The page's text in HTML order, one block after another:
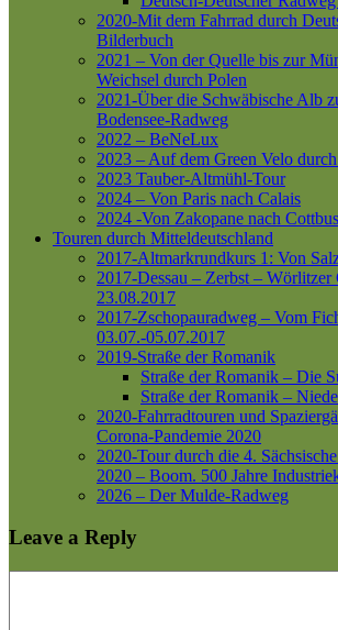
2020-Mit dem Fahrrad durch
Bilderbuch
2021 – Von der Quelle bis zur
Weichsel durch Polen
2021-Über die Schwäbische Alb
Bodensee-Radweg
2022 – BeNeLux
2023 – Auf dem Green Velo
2023 Tauber-Altmühl-Tour
2024 – Von Paris nach Calais
2024 -Von Zakopane nach Cottbus
Touren durch Mitteldeutschland
2017-Altmarkrundkurs 1: Von
2017-Dessau – Zerbst – Wörlitzer
23.08.2017
2017-Zschopauradweg – Vom
03.07.-05.07.2017
2019-Straße der Romanik
Straße der Romanik – Die
Straße der Romanik –
2020-Fahrradtouren und
Corona-Pandemie 2020
2020-Tour durch die 4.
2020 – Boom. 500 Jahre
2026 – Der Mulde-Radweg
Leave a Reply